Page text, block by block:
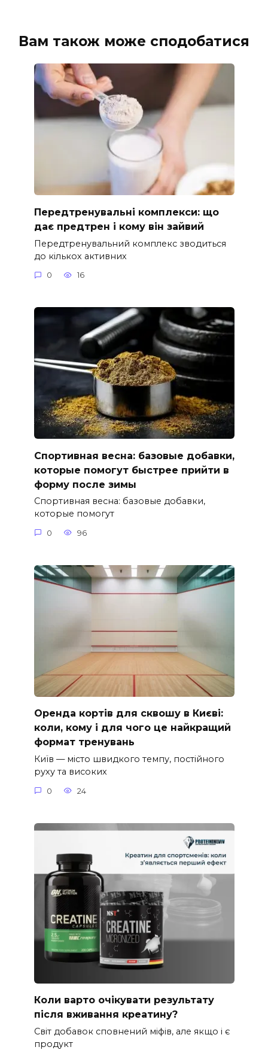
Вам також може сподобатися
Передтренувальні комплекси: що
дає предтрен і кому він зайвий
Передтренувальний комплекс зводиться
до кількох активних
0 16
Спортивная весна: базовые добавки,
которые помогут быстрее прийти в
форму после зимы
Спортивная весна: базовые добавки,
которые помогут
0 96
Оренда кортів для сквошу в Києві:
коли, кому і для чого це найкращий
формат тренувань
Київ — місто швидкого темпу, постійного
руху та високих
0 24
Коли варто очікувати результату
після вживання креатину?
Світ добавок сповнений міфів, але якщо і є
продукт